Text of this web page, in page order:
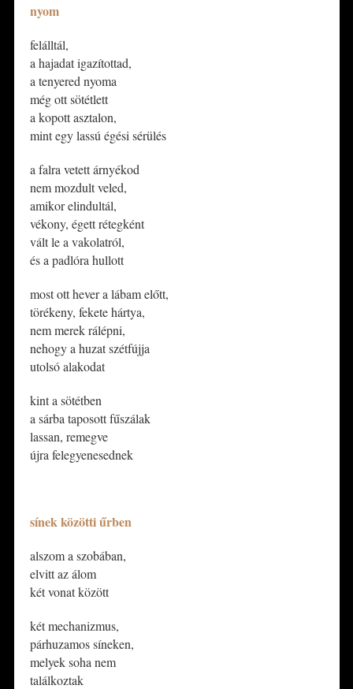
nyom
felálltál,
a hajadat igazítottad,
a tenyered nyoma
még ott sötétlett
a kopott asztalon,
mint egy lassú égési sérülés
​a falra vetett árnyékod
nem mozdult veled,
amikor elindultál,
vékony, égett rétegként
vált le a vakolatról,
és a padlóra hullott
​most ott hever a lábam előtt,
törékeny, fekete hártya,
nem merek rálépni,
nehogy a huzat szétfújja
utolsó alakodat
​kint a sötétben
a sárba taposott fűszálak
lassan, remegve
újra felegyenesednek
sínek közötti űrben
alszom a szobában,
elvitt az álom
két vonat között
két mechanizmus,
párhuzamos síneken,
melyek soha nem
találkoztak